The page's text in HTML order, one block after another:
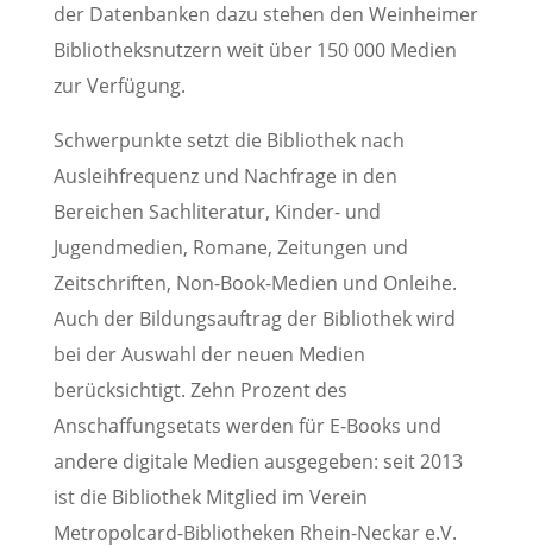
der Datenbanken dazu stehen den Weinheimer
Bibliotheksnutzern weit über 150 000 Medien
zur Verfügung.
Schwerpunkte setzt die Bibliothek nach
Ausleihfrequenz und Nachfrage in den
Bereichen Sachliteratur, Kinder- und
Jugendmedien, Romane, Zeitungen und
Zeitschriften, Non-Book-Medien und Onleihe.
Auch der Bildungsauftrag der Bibliothek wird
bei der Auswahl der neuen Medien
berücksichtigt. Zehn Prozent des
Anschaffungsetats werden für E-Books und
andere digitale Medien ausgegeben: seit 2013
ist die Bibliothek Mitglied im Verein
Metropolcard-Bibliotheken Rhein-Neckar e.V.